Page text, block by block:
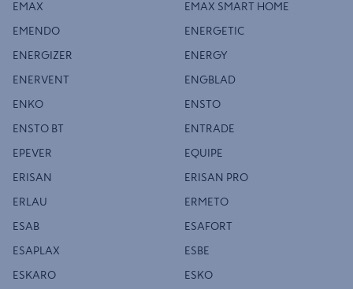
EMAX EMAX SMART HOME
EMENDO ENERGETIC
ENERGIZER ENERGY
ENERVENT ENGBLAD
ENKO ENSTO
ENSTO BT ENTRADE
EPEVER EQUIPE
ERISAN ERISAN PRO
ERLAU ERMETO
ESAB ESAFORT
ESAPLAX ESBE
ESKARO ESKO